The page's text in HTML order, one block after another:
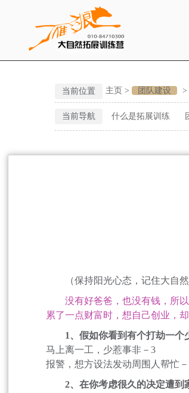
当前位置 主页 > 团队建设 >
当前导航 什么是拓展训练
（保持阳光心态，记住大自然
没有好爸爸，也没有钱，所以
累了一点财富时，想自己创业，
1、假如你看到有个打劫一个
马上离一工，少惹事非－3
报警，想方设法发动周围人帮忙
2、在你考虑很久的决定遭到